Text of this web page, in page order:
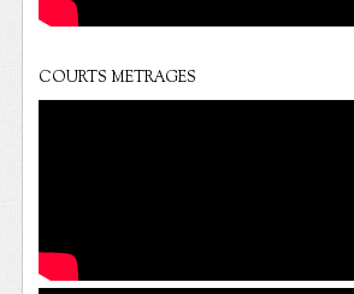
COURTS METRAGES